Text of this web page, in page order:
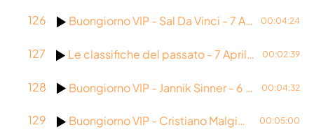
126 Buongiorno VIP - Sal Da Vinci - 7 Aprile 2026 00:04:24
127 Le classifiche del passato - 7 Aprile 2026 00:02:39
128 Buongiorno VIP - Jannik Sinner - 6 Aprile 2026 00:04:32
129 Buongiorno VIP - Cristiano Malgioglio - 3 Aprile 2026 00:05:00